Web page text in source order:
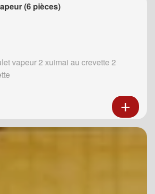
(6 pièces)
vapeur 2 xuimai au crevette 2